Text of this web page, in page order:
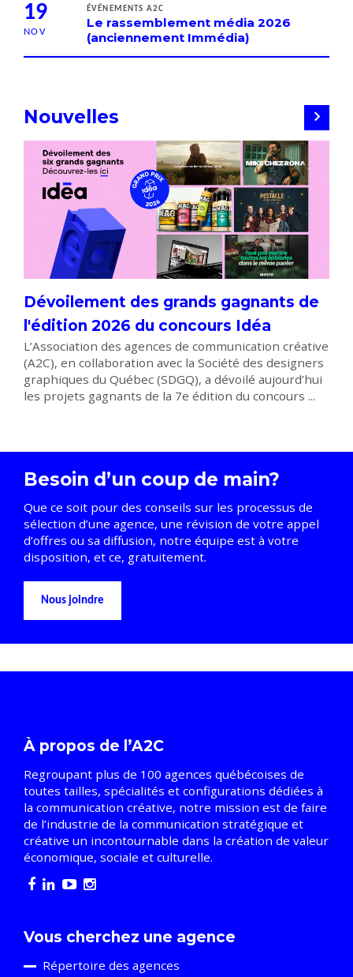
19
NOV
ÉVÉNEMENTS A2C
Le rassemblement média 2026
(anciennement Immédia)
Nouvelles
Dévoilement des grands gagnants de
l'édition 2026 du concours Idéa
L’Association des agences de communication créative
(A2C), en collaboration avec la Société des designers
graphiques du Québec (SDGQ), a dévoilé aujourd’hui
les projets gagnants de la 7e édition du concours ...
Besoin d’un coup de main?
Que ce soit pour des conseils sur les processus de
sélection d’une agence, une révision de votre appel
d’offres ou sa diffusion, notre équipe est à votre
disposition, et ce, gratuitement.
Nous joindre
À propos de l’A2C
Regroupant plus de 100 agences québécoises de
toutes tailles, spécialités et configurations dédiées à
la communication créative, notre mission est de faire
de l’industrie de la communication stratégique et
créative un incontournable dans la création de valeur
économique, sociale et culturelle.
Vous cherchez une agence
Répertoire des agences